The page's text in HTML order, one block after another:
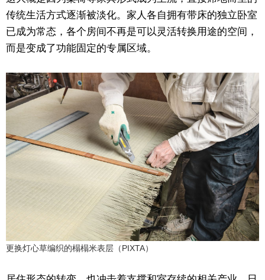
传统生活方式逐渐被淡化。家人各自拥有带床的独立卧室
已成为常态，各个房间不再是可以灵活转换用途的空间，
而是变成了功能固定的专属区域。
更换灯心草编织的榻榻米表层（PIXTA）